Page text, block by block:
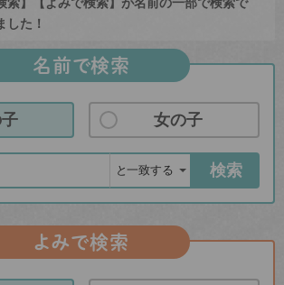
した！
名前で検索
女の子
検索
よみで検索